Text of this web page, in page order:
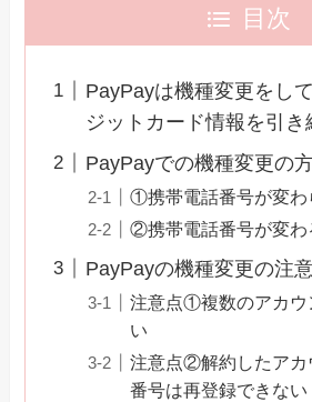
目次
PayPayは機種変更をし
ジットカード情報を引き
PayPayでの機種変更の
①携帯電話番号が変わ
②携帯電話番号が変わ
PayPayの機種変更の注
注意点①複数のアカウ
い
注意点②解約したアカ
番号は再登録できない